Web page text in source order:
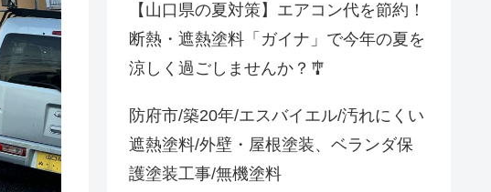
【山口県の夏対策】エアコン代を節約！
断熱・遮熱塗料「ガイナ」で今年の夏を
涼しく過ごしませんか？🎐
防府市/築20年/エスバイエル/汚れにくい
遮熱塗料/外壁・屋根塗装、ベランダ保
護塗装工事/無機塗料